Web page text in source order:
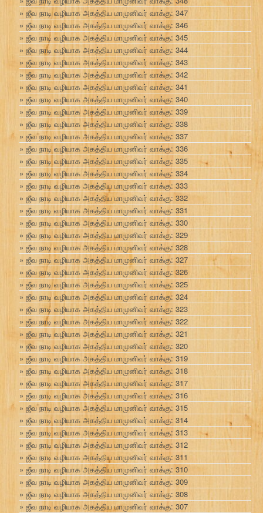
ஜீவ நாடி வழியாக அகத்திய மாமுனிவர் வாக்கு: 347
ஜீவ நாடி வழியாக அகத்திய மாமுனிவர் வாக்கு: 346
ஜீவ நாடி வழியாக அகத்திய மாமுனிவர் வாக்கு: 345
ஜீவ நாடி வழியாக அகத்திய மாமுனிவர் வாக்கு: 344
ஜீவ நாடி வழியாக அகத்திய மாமுனிவர் வாக்கு: 343
ஜீவ நாடி வழியாக அகத்திய மாமுனிவர் வாக்கு: 342
ஜீவ நாடி வழியாக அகத்திய மாமுனிவர் வாக்கு: 341
ஜீவ நாடி வழியாக அகத்திய மாமுனிவர் வாக்கு: 340
ஜீவ நாடி வழியாக அகத்திய மாமுனிவர் வாக்கு: 339
ஜீவ நாடி வழியாக அகத்திய மாமுனிவர் வாக்கு: 338
ஜீவ நாடி வழியாக அகத்திய மாமுனிவர் வாக்கு: 337
ஜீவ நாடி வழியாக அகத்திய மாமுனிவர் வாக்கு: 336
ஜீவ நாடி வழியாக அகத்திய மாமுனிவர் வாக்கு: 335
ஜீவ நாடி வழியாக அகத்திய மாமுனிவர் வாக்கு: 334
ஜீவ நாடி வழியாக அகத்திய மாமுனிவர் வாக்கு: 333
ஜீவ நாடி வழியாக அகத்திய மாமுனிவர் வாக்கு: 332
ஜீவ நாடி வழியாக அகத்திய மாமுனிவர் வாக்கு: 331
ஜீவ நாடி வழியாக அகத்திய மாமுனிவர் வாக்கு: 330
ஜீவ நாடி வழியாக அகத்திய மாமுனிவர் வாக்கு: 329
ஜீவ நாடி வழியாக அகத்திய மாமுனிவர் வாக்கு: 328
ஜீவ நாடி வழியாக அகத்திய மாமுனிவர் வாக்கு: 327
ஜீவ நாடி வழியாக அகத்திய மாமுனிவர் வாக்கு: 326
ஜீவ நாடி வழியாக அகத்திய மாமுனிவர் வாக்கு: 325
ஜீவ நாடி வழியாக அகத்திய மாமுனிவர் வாக்கு: 324
ஜீவ நாடி வழியாக அகத்திய மாமுனிவர் வாக்கு: 323
ஜீவ நாடி வழியாக அகத்திய மாமுனிவர் வாக்கு: 322
ஜீவ நாடி வழியாக அகத்திய மாமுனிவர் வாக்கு: 321
ஜீவ நாடி வழியாக அகத்திய மாமுனிவர் வாக்கு: 320
ஜீவ நாடி வழியாக அகத்திய மாமுனிவர் வாக்கு: 319
ஜீவ நாடி வழியாக அகத்திய மாமுனிவர் வாக்கு: 318
ஜீவ நாடி வழியாக அகத்திய மாமுனிவர் வாக்கு: 317
ஜீவ நாடி வழியாக அகத்திய மாமுனிவர் வாக்கு: 316
ஜீவ நாடி வழியாக அகத்திய மாமுனிவர் வாக்கு: 315
ஜீவ நாடி வழியாக அகத்திய மாமுனிவர் வாக்கு: 314
ஜீவ நாடி வழியாக அகத்திய மாமுனிவர் வாக்கு: 313
ஜீவ நாடி வழியாக அகத்திய மாமுனிவர் வாக்கு: 312
ஜீவ நாடி வழியாக அகத்திய மாமுனிவர் வாக்கு: 311
ஜீவ நாடி வழியாக அகத்திய மாமுனிவர் வாக்கு: 310
ஜீவ நாடி வழியாக அகத்திய மாமுனிவர் வாக்கு: 309
ஜீவ நாடி வழியாக அகத்திய மாமுனிவர் வாக்கு: 308
ஜீவ நாடி வழியாக அகத்திய மாமுனிவர் வாக்கு: 307